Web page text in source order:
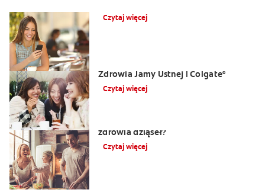
Czytaj więcej
Zdrowia Jamy Ustnej | Colgate®
Czytaj więcej
zdrowia dziąseł?
Czytaj więcej